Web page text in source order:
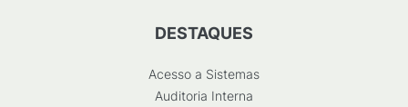
DESTAQUES
Acesso a Sistemas
Auditoria Interna